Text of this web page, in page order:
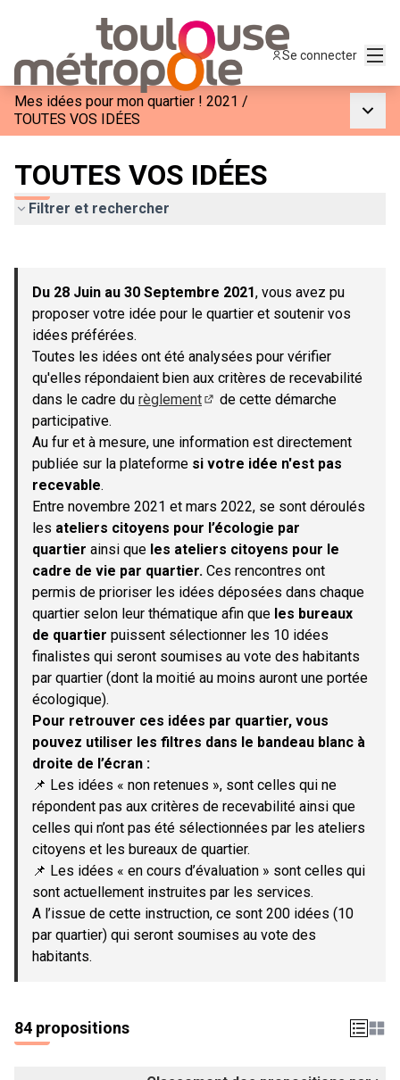
Se connecter
Mes idées pour mon quartier ! 2021 /
TOUTES VOS IDÉES
TOUTES VOS IDÉES
Filtrer et rechercher
−
Du 28 Juin au 30 Septembre 2021, vous avez pu
proposer votre idée pour le quartier et soutenir vos
idées préférées.
Toutes les idées ont été analysées pour vérifier
qu'elles répondaient bien aux critères de recevabilité
dans le cadre du règlement
de cette démarche
participative.
Au fur et à mesure, une information est directement
publiée sur la plateforme si votre idée n'est pas
recevable.
Entre novembre 2021 et mars 2022, se sont déroulés
les ateliers citoyens pour l’écologie par
quartier ainsi que les ateliers citoyens pour le
cadre de vie par quartier. Ces rencontres ont
permis de prioriser les idées déposées dans chaque
quartier selon leur thématique afin que les bureaux
de quartier puissent sélectionner les 10 idées
finalistes qui seront soumises au vote des habitants
par quartier (dont la moitié au moins auront une portée
écologique).
Pour retrouver ces idées par quartier, vous
pouvez utiliser les filtres dans le bandeau blanc à
droite de l’écran :
📌 Les idées « non retenues », sont celles qui ne
répondent pas aux critères de recevabilité ainsi que
celles qui n’ont pas été sélectionnées par les ateliers
citoyens et les bureaux de quartier.
📌 Les idées « en cours d’évaluation » sont celles qui
sont actuellement instruites par les services.
A l’issue de cette instruction, ce sont 200 idées (10
par quartier) qui seront soumises au vote des
habitants.
84 propositions